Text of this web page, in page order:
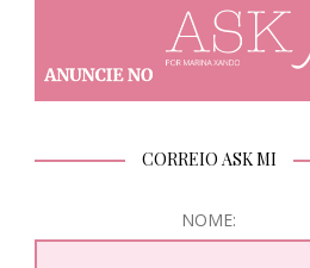
CORREIO ASK MI
NOME: